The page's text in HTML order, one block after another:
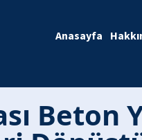
Anasayfa
Beton